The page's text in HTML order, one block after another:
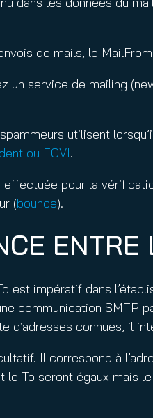
de mails, le
un service de mailing
utilisent
ou FOVI.
effectuée pour la
(bounce).
ENTRE
est impératif dans
communication SMTP
d’adresses connues, il
Il correspond à
le To seront égaux mais